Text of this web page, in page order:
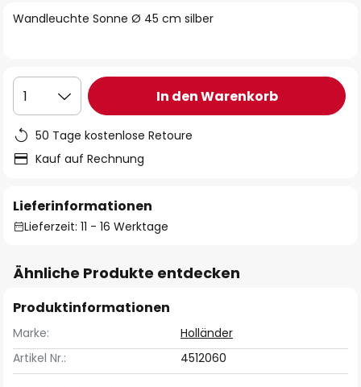
Wandleuchte Sonne Ø 45 cm silber
1 In den Warenkorb
50 Tage kostenlose Retoure
Kauf auf Rechnung
Lieferinformationen
Lieferzeit: 11 - 16 Werktage
Ähnliche Produkte entdecken
Produktinformationen
Marke:
Holländer
Artikel Nr.:
4512060